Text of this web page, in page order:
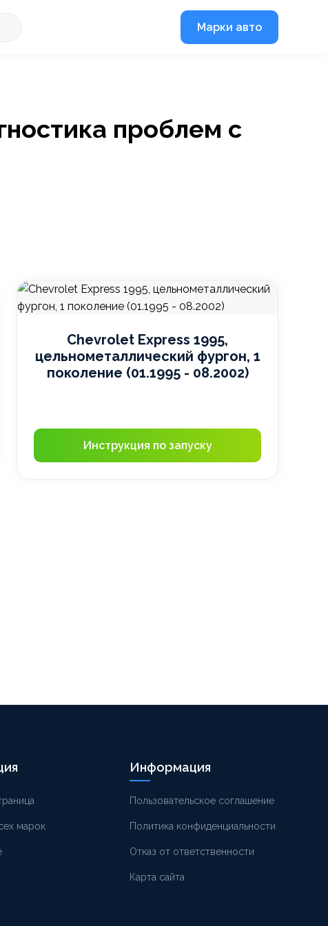
Марки авто
проблем с
Chevrolet Express 1995,
цельнометаллический фургон, 1
поколение (01.1995 - 08.2002)
Инструкция по запуску
марок
Информация
Пользовательское соглашение
Политика конфиденциальности
Отказ от ответственности
Карта сайта